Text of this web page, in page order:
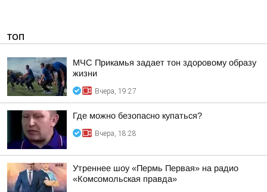
ТОП
МЧС Прикамья задает тон здоровому образу
жизни
Вчера, 19:27
Где можно безопасно купаться?
Вчера, 18:28
Утреннее шоу «Пермь Первая» на радио
«Комсомольская правда»